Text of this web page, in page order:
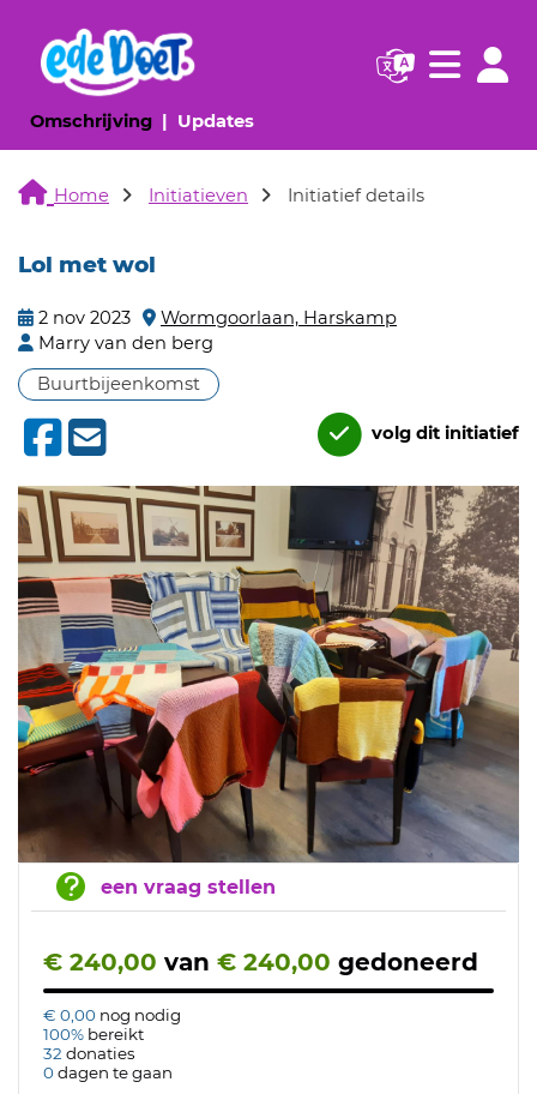
Omschrijving(huidige pagina)
Updates(huidige pagina)
Navigatie
Home Initiatieven Initiatief details
Lol met wol
2 nov 2023
Wormgoorlaan, Harskamp
Marry van den berg
Buurtbijeenkomst
volg dit initiatief
een vraag stellen
€ 240,00 van € 240,00 gedoneerd
€ 0,00 nog nodig
100% bereikt
32 donaties
0dagen te gaan